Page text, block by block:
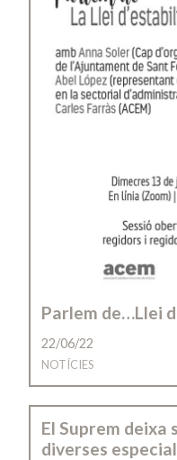
Parlem de…Llei
22/06/22
NOTÍCIES
El Suprem deixa
diverses